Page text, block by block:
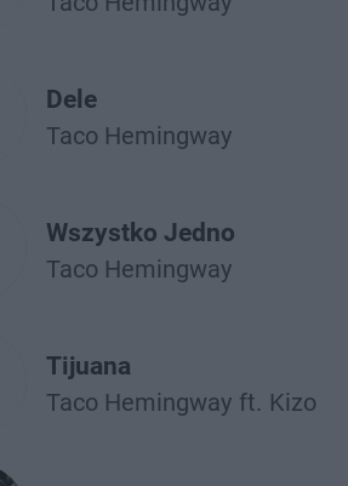
Dele
Taco Hemingway
Wszystko Jedno
Taco Hemingway
Tijuana
Taco Hemingway ft. Kizo